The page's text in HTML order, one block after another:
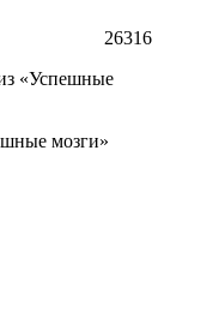
26316
мозги»